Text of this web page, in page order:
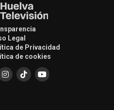
Legal
de Privacidad
de cookies